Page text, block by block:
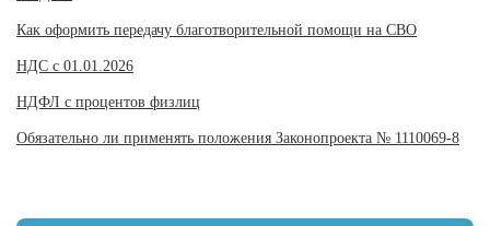
Как оформить передачу благотворительной помощи на СВО
НДС с 01.01.2026
НДФЛ с процентов физлиц
Обязательно ли применять положения Законопроекта № 1110069-8